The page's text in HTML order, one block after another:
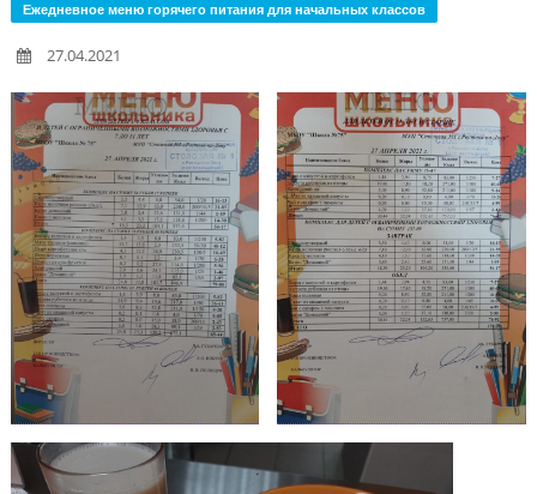
Ежедневное меню горячего питания для начальных классов
27.04.2021